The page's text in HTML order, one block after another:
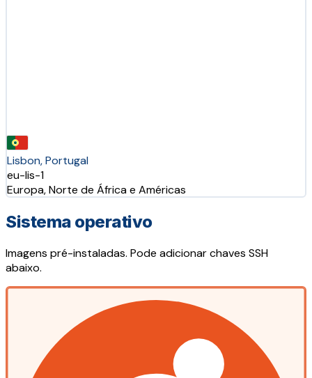
Lisbon, Portugal
eu-lis-1
Europa, Norte de África e Américas
Sistema operativo
Imagens pré-instaladas. Pode adicionar chaves SSH
abaixo.